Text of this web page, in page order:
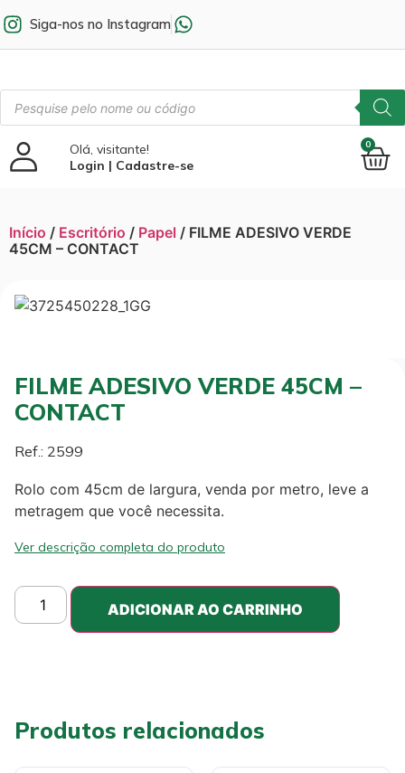
Siga-nos no Instagram
Olá, visitante!
Login | Cadastre-se
0
Início / Escritório / Papel / FILME ADESIVO VERDE
45CM – CONTACT
FILME ADESIVO VERDE 45CM –
CONTACT
Ref.: 2599
Rolo com 45cm de largura, venda por metro, leve a
metragem que você necessita.
Ver descrição completa do produto
ADICIONAR AO CARRINHO
Produtos relacionados